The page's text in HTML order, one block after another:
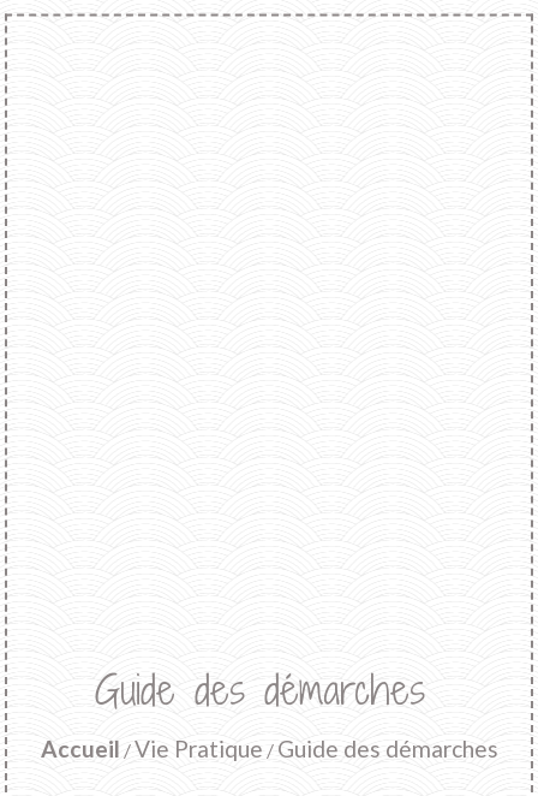
Guide des démarches
Accueil /Vie Pratique / Guide des démarches